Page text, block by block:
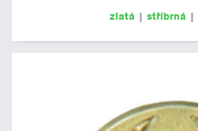
zlatá | stříbrná |